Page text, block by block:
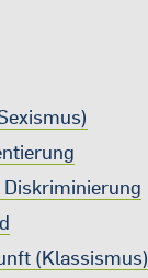
(Klassismus)